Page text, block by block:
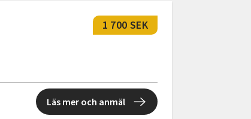
1 700 SEK
Läs mer och anmäl